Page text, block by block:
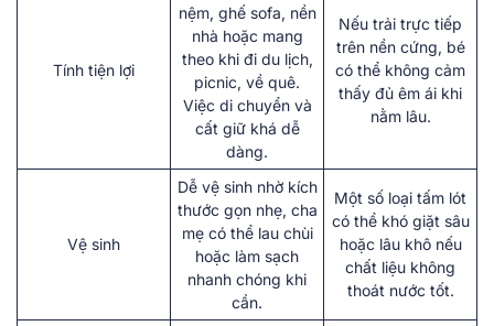
Tính tiện lợi
nệm, ghế sofa, nền
nhà hoặc mang
theo khi đi du lịch,
picnic, về quê.
Việc di chuyển và
cất giữ khá dễ
dàng.
Nếu trải trực tiếp
trên nền cứng, bé
có thể không cảm
thấy đủ êm ái khi
nằm lâu.
Vệ sinh
Dễ vệ sinh nhờ kích
thước gọn nhẹ, cha
mẹ có thể lau chùi
hoặc làm sạch
nhanh chóng khi
cần.
Một số loại tấm lót
có thể khó giặt sâu
hoặc lâu khô nếu
chất liệu không
thoát nước tốt.